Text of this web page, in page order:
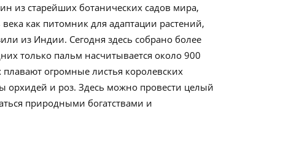
из старейших ботанических садов мира,
как питомник для адаптации растений,
из Индии. Сегодня здесь собрано более
только пальм насчитывается около 900
огромные листья королевских
и роз. Здесь можно провести целый
природными богатствами и